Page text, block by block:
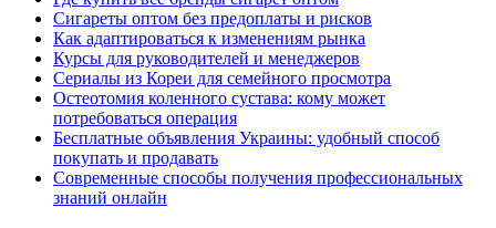
Сигареты оптом без предоплаты и рисков
Как адаптироваться к изменениям рынка
Курсы для руководителей и менеджеров
Сериалы из Кореи для семейного просмотра
Остеотомия коленного сустава: кому может
потребоваться операция
Бесплатные объявления Украины: удобный способ
покупать и продавать
Современные способы получения профессиональных
знаний онлайн